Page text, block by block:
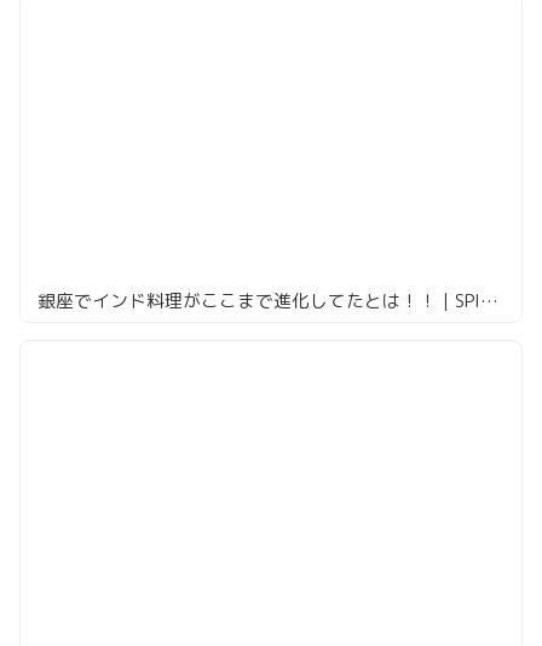
銀座でインド料理がここまで進化してたとは！！｜SPICE LAB TOKYO